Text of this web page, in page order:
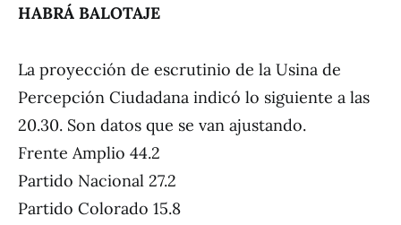
HABRÁ BALOTAJE
La proyección de escrutinio de la Usina de
Percepción Ciudadana indicó lo siguiente a las
20.30. Son datos que se van ajustando.
Frente Amplio 44.2
Partido Nacional 27.2
Partido Colorado 15.8